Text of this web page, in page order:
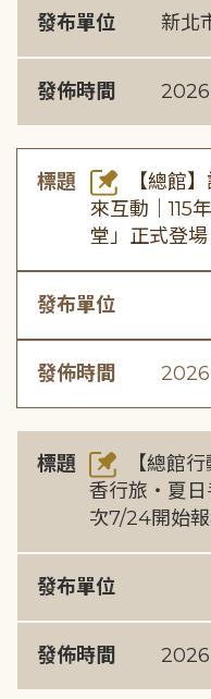
發布單位 新北
發佈時間
標題
【總館
來互動｜115
堂」正式登場
發布單位
發佈時間
標題
【總館
香行旅・夏
次7/24開始
發布單位
發佈時間